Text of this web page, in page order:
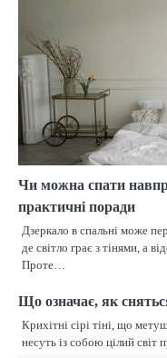
Чи можна спати
практичні поради
Дзеркало в спальні може
де світло грає з тінями, а
Проте…
Що означає, як
Крихітні сірі тіні, що
несуть із собою цілий світ